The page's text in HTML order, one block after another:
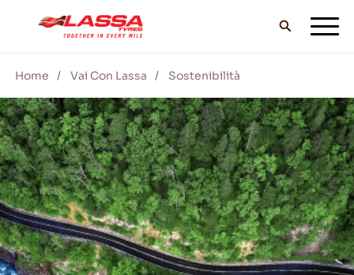
TUTTI I PNEUMATICI LASSA
TROVA UN RIVENDITORE
II BLOG & VIDEO
Home Vai Con Lassa Sostenibilità